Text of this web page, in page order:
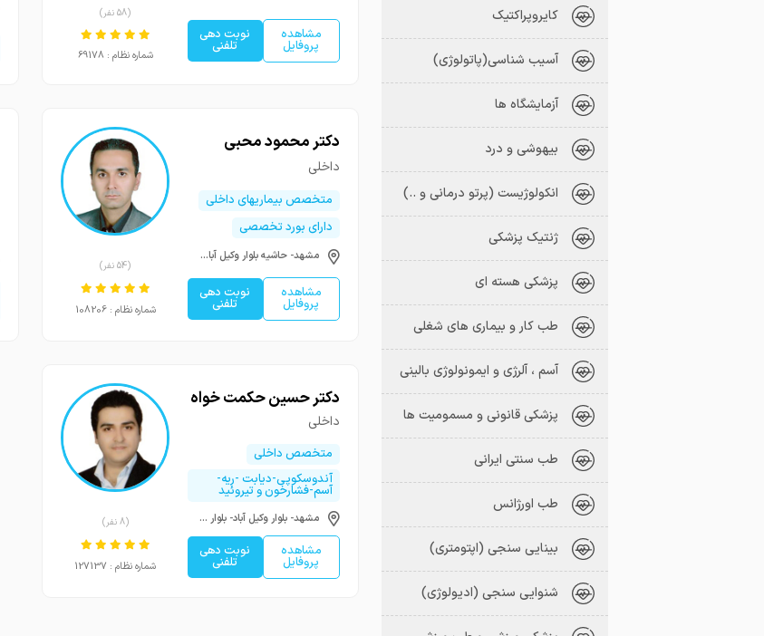
کایروپراکتیک
آسیب شناسی(پاتولوژی)
آزمایشگاه ها
بیهوشی و درد
انکولوژیست (پرتو درمانی و ..)
ژنتیک پزشکی
پزشکی هسته ای
طب کار و بیماری های شغلی
آسم ، آلرژی و ایمونولوژی بالینی
پزشکی قانونی و مسمومیت ها
طب سنتی ایرانی
طب اورژانس
بینایی سنجی (اپتومتری)
شنوایی سنجی (ادیولوژی)
مشاهده
پروفایل
نوبت دهی
تلفنی
(58 نفر)
شماره نظام : 69178
دکتر محمود محبی
داخلی
متخصص بیماریهای داخلی
دارای بورد تخصصی
مشهد- حاشیه بلوار وکیل آباد - بین 16 و 18 (هاشمیه و هنرستان) - ساختمان پزشکان رازی - طبقه فوقانی داروخانه شبانه روزی دکتر نظری تولایی
مشاهده
پروفایل
نوبت دهی
تلفنی
(54 نفر)
شماره نظام : 108206
دکتر حسین حکمت خواه
داخلی
متخصص داخلی
آندوسکوپی-دیابت -ریه-
آسم-فشارخون و تیروئید
مشهد- بلوار وکیل آباد- بلوار کوثر -میدان کوثر -جنب داروخانه شبانه روزی
مشاهده
پروفایل
نوبت دهی
تلفنی
(8 نفر)
شماره نظام : 127137